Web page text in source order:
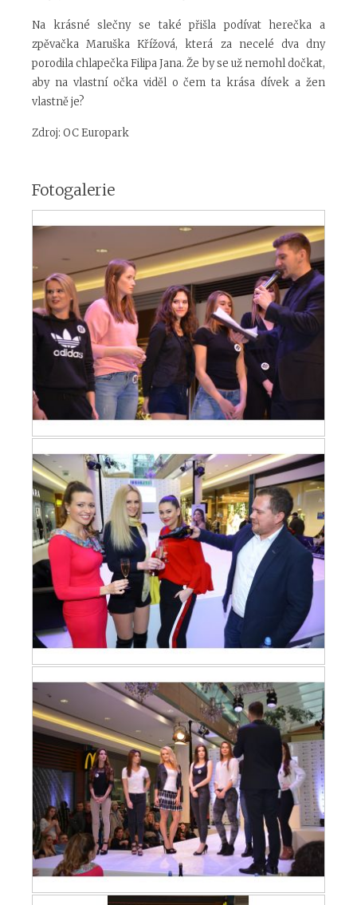
Na krásné slečny se také přišla podívat herečka a
zpěvačka Maruška Křížová, která za necelé dva dny
porodila chlapečka Filipa Jana. Že by se už nemohl dočkat,
aby na vlastní očka viděl o čem ta krása dívek a žen
vlastně je?
Zdroj: OC Europark
Fotogalerie